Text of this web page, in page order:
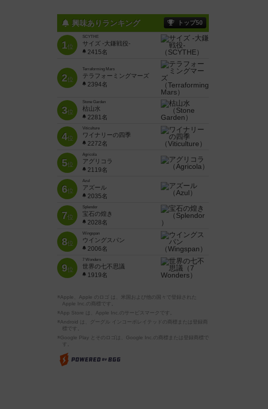
興味ありランキング トップ50
1位
SCYTHE
サイズ -大鎌戦役-
2415名
2位
Terraforming Mars
テラフォーミングマーズ
2394名
3位
Stone Garden
枯山水
2281名
4位
Viticulture
ワイナリーの四季
2272名
5位
Agricola
アグリコラ
2119名
6位
Azul
アズール
2035名
7位
Splendor
宝石の煌き
2028名
8位
Wingspan
ウイングスパン
2006名
9位
7 Wonders
世界の七不思議
1919名
※Apple、Apple のロゴ は、米国および他の国々で登録された
Apple Inc.の商標です。
※App Store は、Apple Inc.のサービスマークです。
※Android は、グーグル インコーポレイテッドの商標または登録商
標です。
※Google Play とそのロゴは、Google Inc.の商標または登録商標で
す。